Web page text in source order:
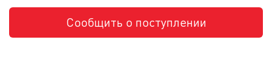
Сообщить о поступлении